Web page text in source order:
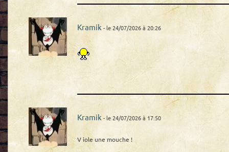
Kramik - le 24/07/2026 à 20:26
Kramik - le 24/07/2026 à 17:50
V iole une mouche !